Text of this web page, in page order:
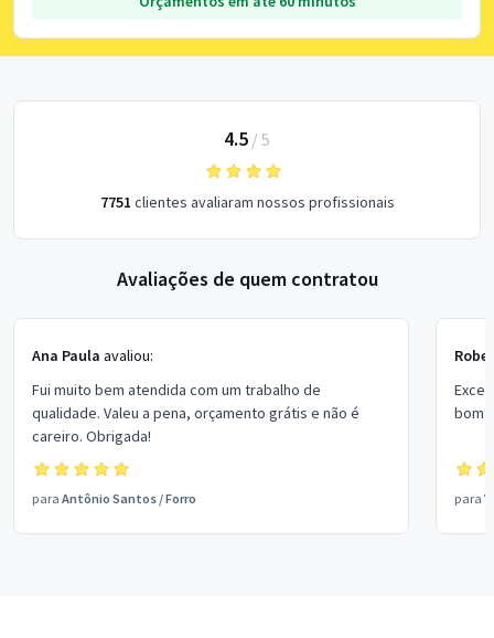
4.5 / 5
7751 clientes avaliaram nossos profissionais
Avaliações de quem contratou
Ana Paula avaliou:
Fui muito bem atendida com um trabalho de
qualidade. Valeu a pena, orçamento grátis e não é
careiro. Obrigada!
para Antônio Santos /Forro
bom
para